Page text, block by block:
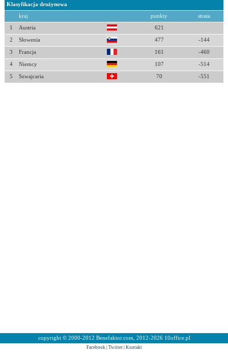
Klasyfikacja drużynowa
kraj punkty strata
1 Austria 621
2 Słowenia 477 -144
3 Francja 161 -460
4 Niemcy 107 -514
5 Szwajcaria 70 -551
copyright © 2000-2012 Benefaktor.com, 2012-2026 10office.pl
Facebook| Twitter| Kontakt